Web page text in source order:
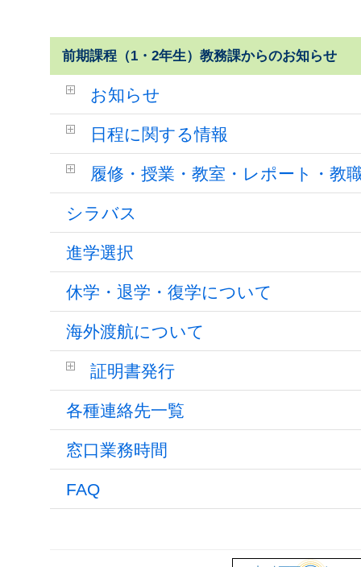
前期課程（1・2年生）教務課からのお知らせ
お知らせ
日程に関する情報
履修・授業・教室・レポート・教
シラバス
進学選択
休学・退学・復学について
海外渡航について
証明書発行
各種連絡先一覧
窓口業務時間
FAQ